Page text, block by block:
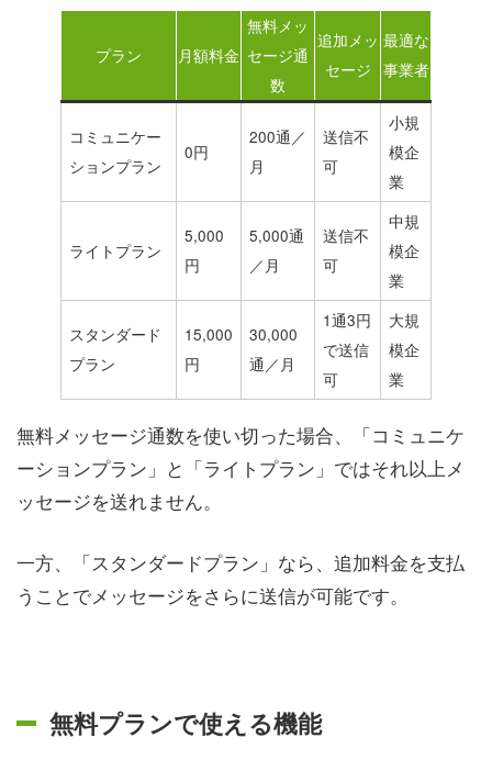
プラン 月額料金
無料メッ
セージ通
数
追加メッ
セージ
最適な
事業者
コミュニケー
ションプラン
0円
200通／
月
送信不
可
小規
模企
業
ライトプラン
5,000
円
5,000通
／月
送信不
可
中規
模企
業
スタンダード
プラン
15,000
円
30,000
通／月
1通3円
で送信
可
大規
模企
業
無料メッセージ通数を使い切った場合、「コミュニケ
ーションプラン」と「ライトプラン」ではそれ以上メ
ッセージを送れません。
一方、「スタンダードプラン」なら、追加料金を支払
うことでメッセージをさらに送信が可能です。
無料プランで使える機能